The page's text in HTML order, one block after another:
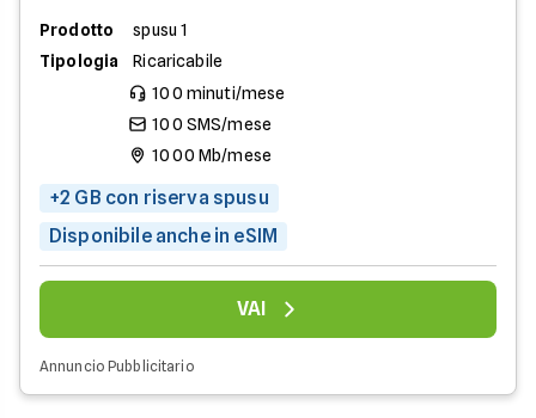
Prodotto
spusu 1
Tipologia
Ricaricabile
100 minuti/mese
100 SMS/mese
1000 Mb/mese
+2 GB con riserva spusu
Disponibile anche in eSIM
VAI
Annuncio Pubblicitario